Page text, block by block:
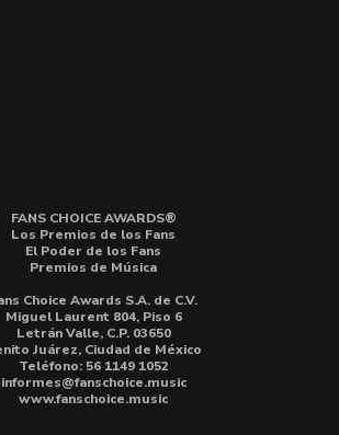
FANS CHOICE AWARDS®
Los Premios de los Fans
El Poder de los Fans
Premios de Música
Choice Awards S.A. de C.V.
Miguel Laurent 804, Piso 6
Letrán Valle, C.P. 03650
Juárez, Ciudad de México
Teléfono: 56 1149 1052
informes@fanschoice.music
www.fanschoice.music